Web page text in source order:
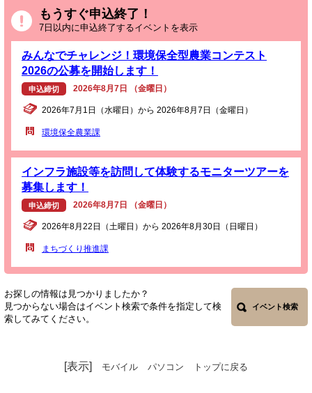
もうすぐ申込終了！
7日以内に申込終了するイベントを表示
みんなでチャレンジ！環境保全型農業コンテスト
2026の公募を開始します！
申込締切 2026年8月7日 （金曜日）
2026年7月1日（水曜日）から 2026年8月7日（金曜日）
環境保全農業課
インフラ施設等を訪問して体験するモニターツアーを
募集します！
申込締切 2026年8月7日 （金曜日）
2026年8月22日（土曜日）から 2026年8月30日（日曜日）
まちづくり推進課
お探しの情報は見つかりましたか？
見つからない場合はイベント検索で条件を指定して検
索してみてください。
イベント検索
[表示] モバイル パソコン トップに戻る